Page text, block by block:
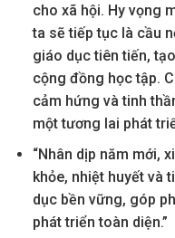
cho xã hội. Hy vọng
ta sẽ tiếp tục là cầu
giáo dục tiên tiến,
cộng đồng học tập.
cảm hứng và tinh
một tương lai phát
“Nhân dịp năm mới,
khỏe, nhiệt huyết và
dục bền vững, góp
phát triển toàn diện.”